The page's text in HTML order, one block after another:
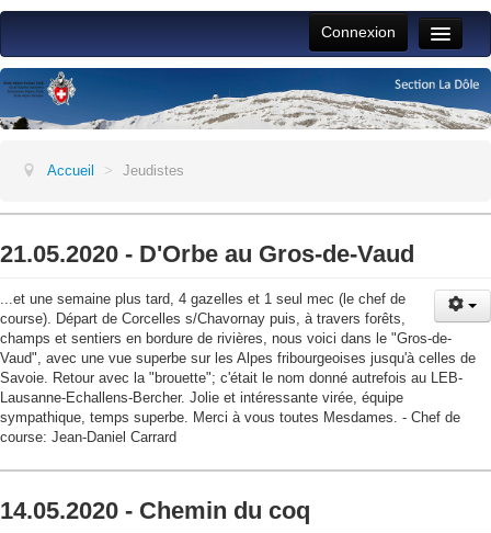
Toggle
Connexion
Accueil
Vie du club
ALPFAM
Jeudistes
Aide
Accueil > Jeudistes
21.05.2020 - D'Orbe au Gros-de-Vaud
...et une semaine plus tard, 4 gazelles et 1 seul mec (le chef de
course). Départ de Corcelles s/Chavornay puis, à travers forêts,
champs et sentiers en bordure de rivières, nous voici dans le "Gros-de-
Vaud", avec une vue superbe sur les Alpes fribourgeoises jusqu'à celles de
Savoie. Retour avec la "brouette"; c'était le nom donné autrefois au LEB-
Lausanne-Echallens-Bercher. Jolie et intéressante virée, équipe
sympathique, temps superbe. Merci à vous toutes Mesdames. - Chef de
course: Jean-Daniel Carrard
14.05.2020 - Chemin du coq